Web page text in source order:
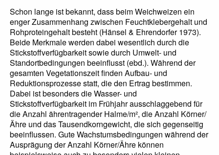
Schon lange ist bekannt, dass beim Weichweizen ein
enger Zusammenhang zwischen Feuchtklebergehalt und
Rohproteingehalt besteht (Hänsel & Ehrendorfer 1973).
Beide Merkmale werden dabei wesentlich durch die
Stickstoffverfügbarkeit sowie durch Umwelt- und
Standortbedingungen beeinflusst (ebd.). Während der
gesamten Vegetationszeit finden Aufbau- und
Reduktionsprozesse statt, die den Ertrag bestimmen.
Dabei ist besonders die Wasser- und
Stickstoffverfügbarkeit im Frühjahr ausschlaggebend für
die Anzahl ährentragender Halme/m², die Anzahl Körner/
Ähre und das Tausendkorngewicht, die sich gegenseitig
beeinflussen. Gute Wachstumsbedingungen während der
Ausprägung der Anzahl Körner/Ähre können